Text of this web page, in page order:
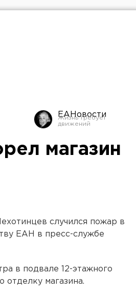
ЕАНовости
магазин
случился пожар в
ЕАН в пресс-службе
в подвале 12-этажного
магазина.